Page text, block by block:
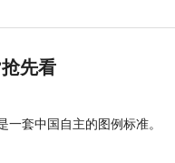
先看
一套中国自主的图例标准。